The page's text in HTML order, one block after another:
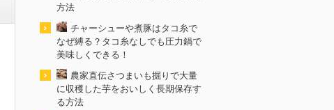
方法
チャーシューや煮豚はタコ糸で
なぜ縛る？タコ糸なしでも圧力鍋で
美味しくできる！
農家直伝さつまいも掘りで大量
に収穫した芋をおいしく長期保存す
る方法